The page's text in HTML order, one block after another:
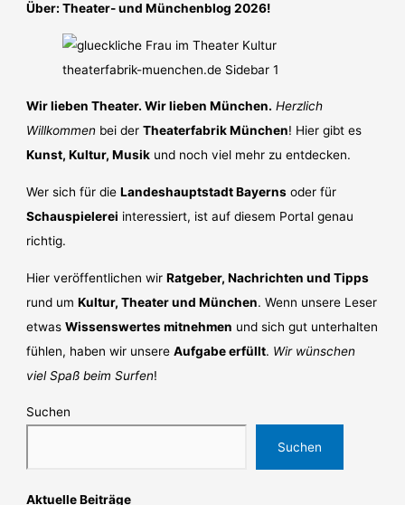
Über: Theater- und Münchenblog 2026!
Wir lieben Theater. Wir lieben München. Herzlich
Willkommen bei derTheaterfabrik München! Hier gibt es
Kunst, Kultur, Musik und noch viel mehr zu entdecken.
Wer sich für dieLandeshauptstadt Bayerns oder für
Schauspielerei interessiert, ist auf diesem Portal genau
richtig.
Hier veröffentlichen wirRatgeber, Nachrichten und Tipps
rund umKultur, Theater und München. Wenn unsere Leser
etwasWissenswertes mitnehmen und sich gut unterhalten
fühlen, haben wir unsereAufgabe erfüllt. Wir wünschen
viel Spaß beim Surfen!
Suchen
Suchen
Aktuelle Beiträge